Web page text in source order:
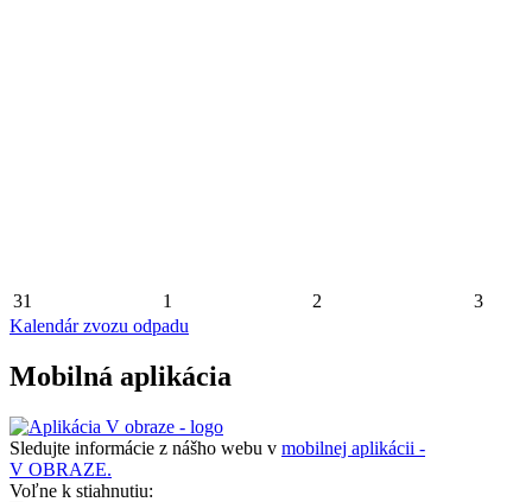
31 1 2
3
Kalendár zvozu odpadu
Mobilná aplikácia
Sledujte informácie z nášho webu v mobilnej aplikácii -
V OBRAZE.
Voľne k stiahnutiu: